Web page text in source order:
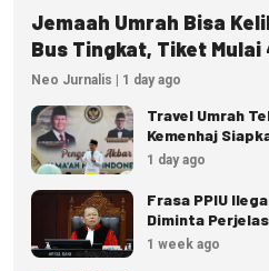
Jemaah Umrah Bisa
Bus Tingkat, Tiket Mulai
Neo Jurnalis | 1 day ago
Travel Umrah
Kemenhaj
hingga Pidana
1 day ago
Frasa PPIU
Diminta
1 week ago